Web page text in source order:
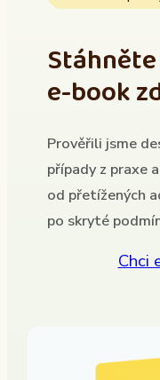
e-book
Prověřili jsme
případy z praxe
od přetížených
po skryté
Chci